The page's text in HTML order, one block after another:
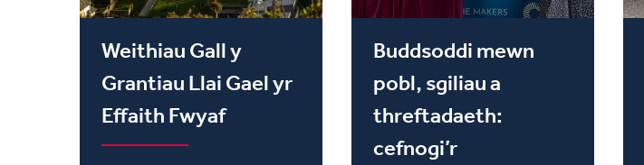
Weithiau Gall y
Grantiau Llai Gael yr
Effaith Fwyaf
Buddsoddi mewn
pobl, sgiliau a
threftadaeth:
cefnogi’r